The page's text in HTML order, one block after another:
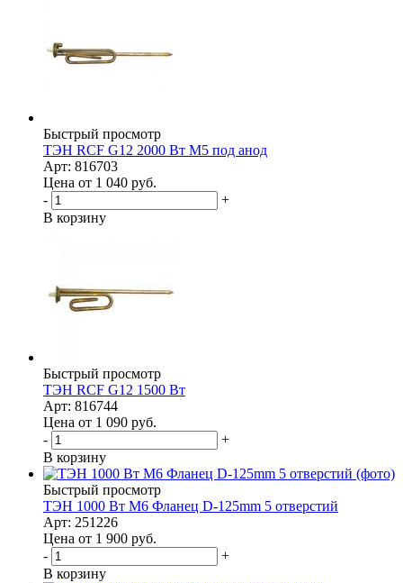
Быстрый просмотр
ТЭН RCF G12 2000 Вт M5 под анод
Арт: 816703
Цена от 1 040 руб.
-
+
В корзину
Быстрый просмотр
ТЭН RCF G12 1500 Вт
Арт: 816744
Цена от 1 090 руб.
-
+
В корзину
Быстрый просмотр
ТЭН 1000 Вт M6 Фланец D-125mm 5 отверстий
Арт: 251226
Цена от 1 900 руб.
-
+
В корзину